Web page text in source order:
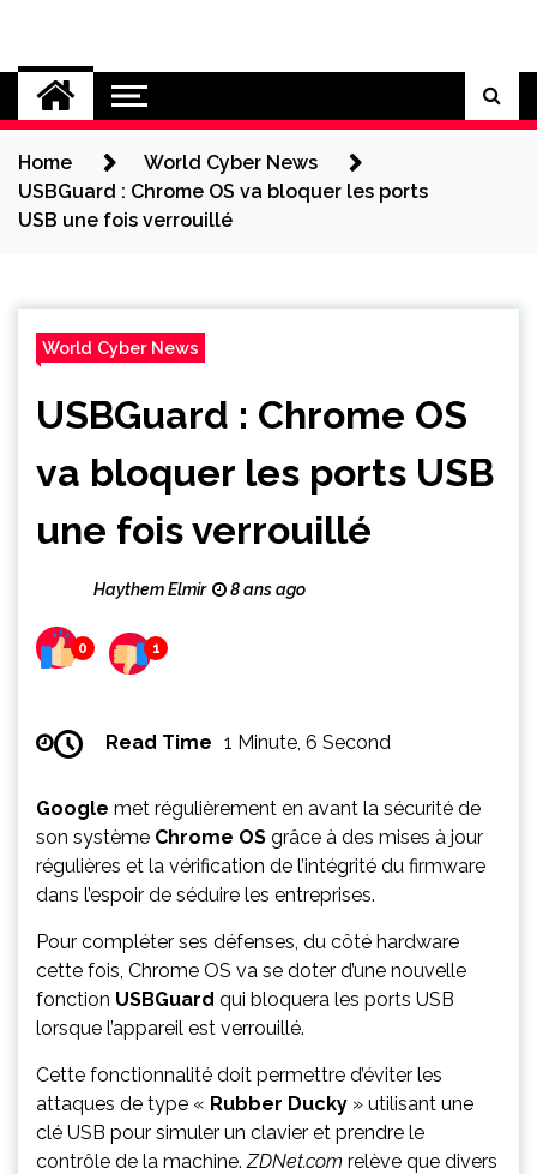
content
Cybersecurity News
Home
World Cyber News
USBGuard : Chrome OS va bloquer les ports
USB une fois verrouillé
World Cyber News
USBGuard : Chrome OS
va bloquer les ports USB
une fois verrouillé
Haythem Elmir 8 ans ago
0 1
Read Time 1 Minute, 6 Second
Google met régulièrement en avant la sécurité de
son système Chrome OS grâce à des mises à jour
régulières et la vérification de l’intégrité du firmware
dans l’espoir de séduire les entreprises.
Pour compléter ses défenses, du côté hardware
cette fois, Chrome OS va se doter d’une nouvelle
fonction USBGuard qui bloquera les ports USB
lorsque l’appareil est verrouillé.
Cette fonctionnalité doit permettre d’éviter les
attaques de type « Rubber Ducky » utilisant une
clé USB pour simuler un clavier et prendre le
contrôle de la machine.ZDNet.com relève que divers